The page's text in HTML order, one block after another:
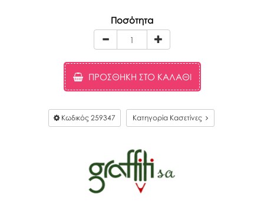
Ποσότητα
ΠΡΟΣΘΉΚΗ ΣΤΟ ΚΑΛΆΘΙ
Κωδικός 259347 Κατηγορία Κασετίνες